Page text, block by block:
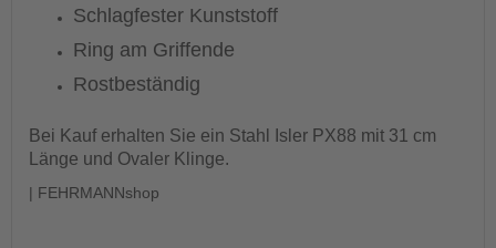
Schlagfester Kunststoff
Ring am Griffende
Rostbeständig
Bei Kauf erhalten Sie ein Stahl Isler PX88 mit 31 cm
Länge und Ovaler Klinge.
| FEHRMANNshop